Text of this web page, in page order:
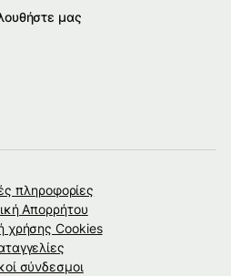
μας
πληροφορίες
Απορρήτου
χρήσης Cookies
σύνδεσμοι